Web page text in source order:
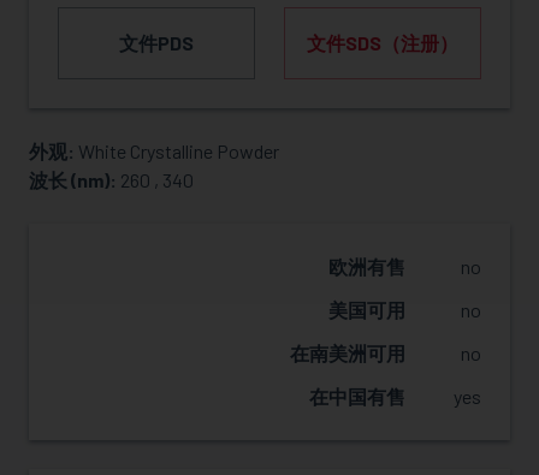
文件PDS 文件SDS（注册）
外观: White Crystalline Powder
波长 (nm): 260 , 340
欧洲有售
no
美国可用
no
在南美洲可用
no
在中国有售
yes